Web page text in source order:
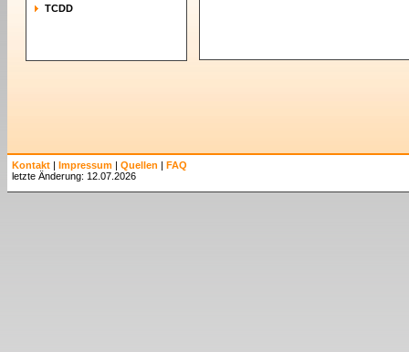
TCDD
Kontakt | Impressum | Quellen | FAQ
letzte Änderung: 12.07.2026